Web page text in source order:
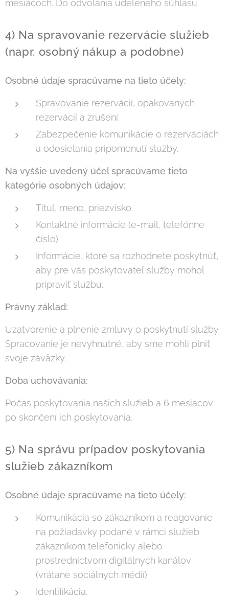
mesiacoch. Do odvolania udeleného súhlasu.
4) Na spravovanie rezervácie služieb
(napr. osobný nákup a podobne)
Osobné údaje spracúvame na tieto účely:
Spravovanie rezervácií, opakovaných
rezervácií a zrušení.
Zabezpečenie komunikácie o rezerváciách
a odosielania pripomenutí služby.
Na vyššie uvedený účel spracúvame tieto
kategórie osobných údajov:
Titul, meno, priezvisko.
Kontaktné informácie (e-mail, telefónne
číslo).
Informácie, ktoré sa rozhodnete poskytnúť,
aby pre vás poskytovateľ služby mohol
pripraviť službu.
Právny základ:
Uzatvorenie a plnenie zmluvy o poskytnutí služby.
Spracovanie je nevyhnutné, aby sme mohli plniť
svoje záväzky.
Doba uchovávania:
Počas poskytovania našich služieb a 6 mesiacov
po skončení ich poskytovania.
5) Na správu prípadov poskytovania
služieb zákazníkom
Osobné údaje spracúvame na tieto účely:
Komunikácia so zákazníkom a reagovanie
na požiadavky podané v rámci služieb
zákazníkom telefonicky alebo
prostredníctvom digitálnych kanálov
(vrátane sociálnych médií).
Identifikácia.